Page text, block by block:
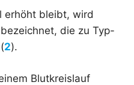
erhöht bleibt, wird
die zu Typ-
2).
Blutkreislauf